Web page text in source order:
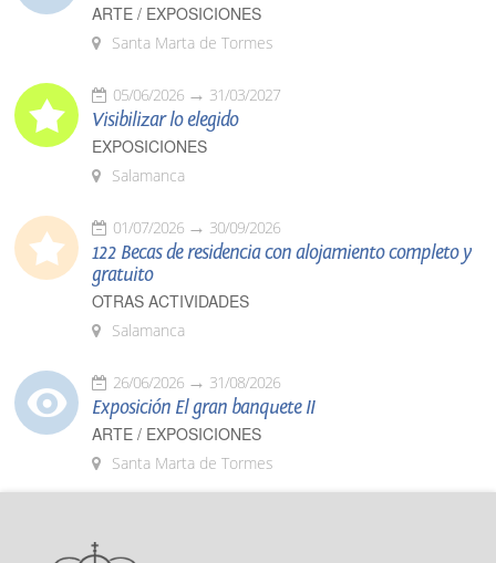
ARTE / EXPOSICIONES
Santa Marta de Tormes
05/06/2026 31/03/2027
Visibilizar lo elegido
EXPOSICIONES
Salamanca
01/07/2026 30/09/2026
122 Becas de residencia con alojamiento completo y
gratuito
OTRAS ACTIVIDADES
Salamanca
26/06/2026 31/08/2026
Exposición El gran banquete II
ARTE / EXPOSICIONES
Santa Marta de Tormes